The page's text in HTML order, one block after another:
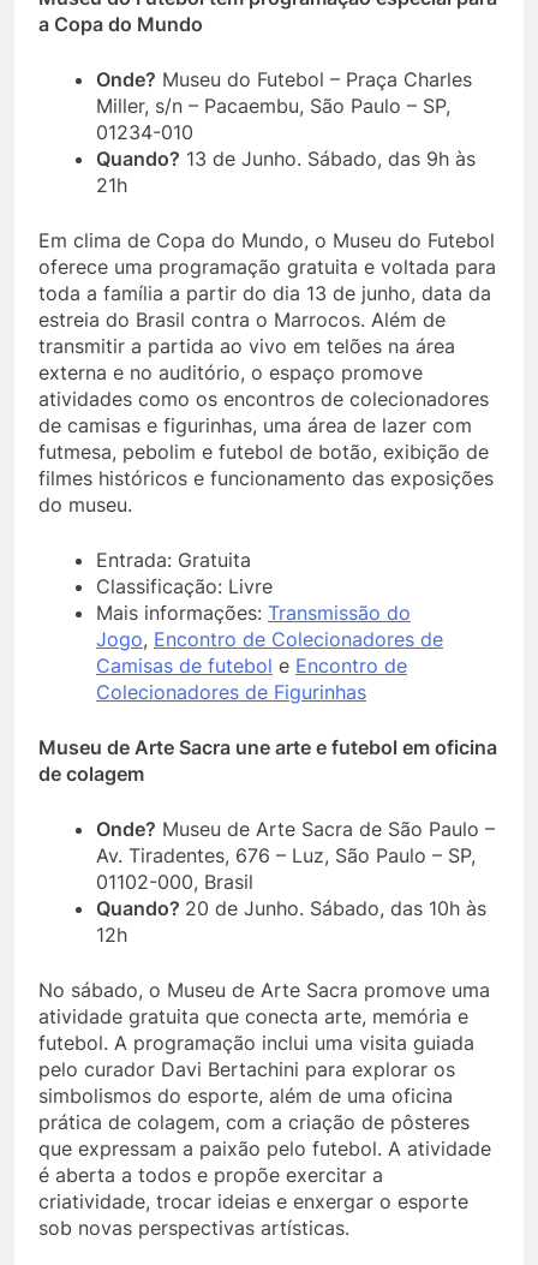
a Copa do Mundo
Onde? Museu do Futebol – Praça Charles
Miller, s/n – Pacaembu, São Paulo – SP,
01234-010
Quando? 13 de Junho. Sábado, das 9h às
21h
Em clima de Copa do Mundo, o Museu do Futebol
oferece uma programação gratuita e voltada para
toda a família a partir do dia 13 de junho, data da
estreia do Brasil contra o Marrocos. Além de
transmitir a partida ao vivo em telões na área
externa e no auditório, o espaço promove
atividades como os encontros de colecionadores
de camisas e figurinhas, uma área de lazer com
futmesa, pebolim e futebol de botão, exibição de
filmes históricos e funcionamento das exposições
do museu.
Entrada: Gratuita
Classificação: Livre
Mais informações: Transmissão do
Jogo, Encontro de Colecionadores de
Camisas de futebol e Encontro de
Colecionadores de Figurinhas
Museu de Arte Sacra une arte e futebol em oficina
de colagem
Onde? Museu de Arte Sacra de São Paulo –
Av. Tiradentes, 676 – Luz, São Paulo – SP,
01102-000, Brasil
Quando? 20 de Junho. Sábado, das 10h às
12h
No sábado, o Museu de Arte Sacra promove uma
atividade gratuita que conecta arte, memória e
futebol. A programação inclui uma visita guiada
pelo curador Davi Bertachini para explorar os
simbolismos do esporte, além de uma oficina
prática de colagem, com a criação de pôsteres
que expressam a paixão pelo futebol. A atividade
é aberta a todos e propõe exercitar a
criatividade, trocar ideias e enxergar o esporte
sob novas perspectivas artísticas.